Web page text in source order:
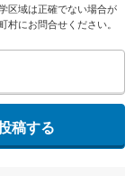
区域は正確でない場合が
にお問合せください。
稿する